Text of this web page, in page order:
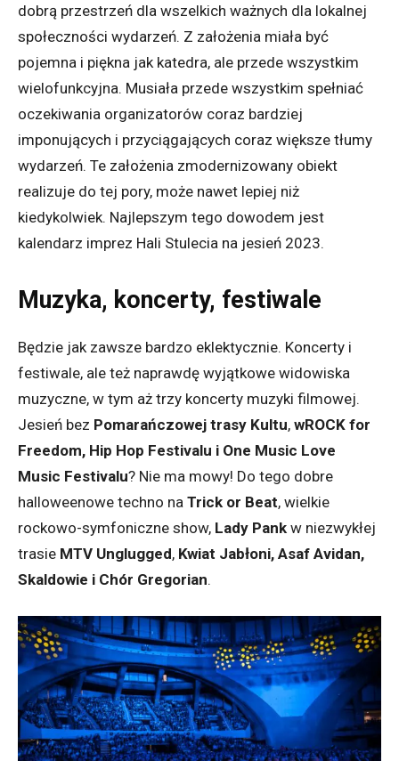
dobrą przestrzeń dla wszelkich ważnych dla lokalnej
społeczności wydarzeń. Z założenia miała być
pojemna i piękna jak katedra, ale przede wszystkim
wielofunkcyjna. Musiała przede wszystkim spełniać
oczekiwania organizatorów coraz bardziej
imponujących i przyciągających coraz większe tłumy
wydarzeń. Te założenia zmodernizowany obiekt
realizuje do tej pory, może nawet lepiej niż
kiedykolwiek. Najlepszym tego dowodem jest
kalendarz imprez Hali Stulecia na jesień 2023.
Muzyka, koncerty, festiwale
Będzie jak zawsze bardzo eklektycznie. Koncerty i
festiwale, ale też naprawdę wyjątkowe widowiska
muzyczne, w tym aż trzy koncerty muzyki filmowej.
Jesień bez Pomarańczowej trasy Kultu, wROCK for
Freedom, Hip Hop Festivalu i One Music Love
Music Festivalu? Nie ma mowy! Do tego dobre
halloweenowe techno na Trick or Beat, wielkie
rockowo-symfoniczne show, Lady Pank w niezwykłej
trasie MTV Unglugged, Kwiat Jabłoni, Asaf Avidan,
Skaldowie i Chór Gregorian.